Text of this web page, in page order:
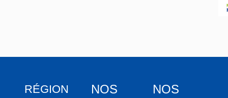
RÉGION
NOS
NOS